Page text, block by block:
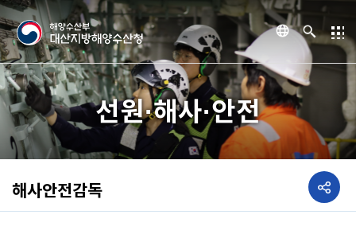
선원·해사·안전
해사안전감독